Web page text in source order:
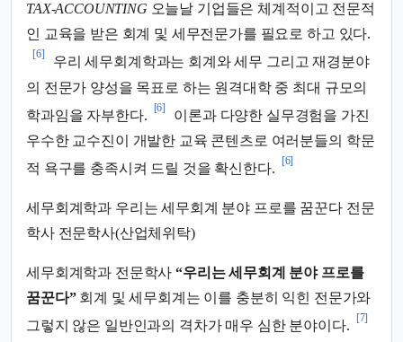
TAX-ACCOUNTING 오늘날 기업들은 체계적이고 전문적
인 교육을 받은 회계 및 세무전문가를 필요로 하고 있다.
[6]
우리 세무회계학과는 회계와 세무 그리고 재경분야
의 전문가 양성을 목표로 하는 원격대학 중 최대 규모의
학과임을 자부한다.
[6]
이론과 다양한 실무경험을 가진
우수한 교수진이 개발한 교육 콘텐츠로 여러분들의 학문
적 욕구를 충족시켜 드릴 것을 확신한다.
[6]
세무회계학과 우리는 세무회계 분야 프로를 꿈꾼다 전문
학사 전문학사(산업체위탁)
세무회계학과 전문학사“우리는 세무회계 분야 프로를
꿈꾼다”회계 및 세무회계는 이를 충분히 익힌 전문가와
그렇지 않은 일반인과의 격차가 매우 심한 분야이다.
[7]